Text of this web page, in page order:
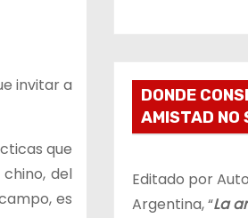
invitar a
que
del
es
DONDE
AMISTAD NO
Editado por
Argentina, “La